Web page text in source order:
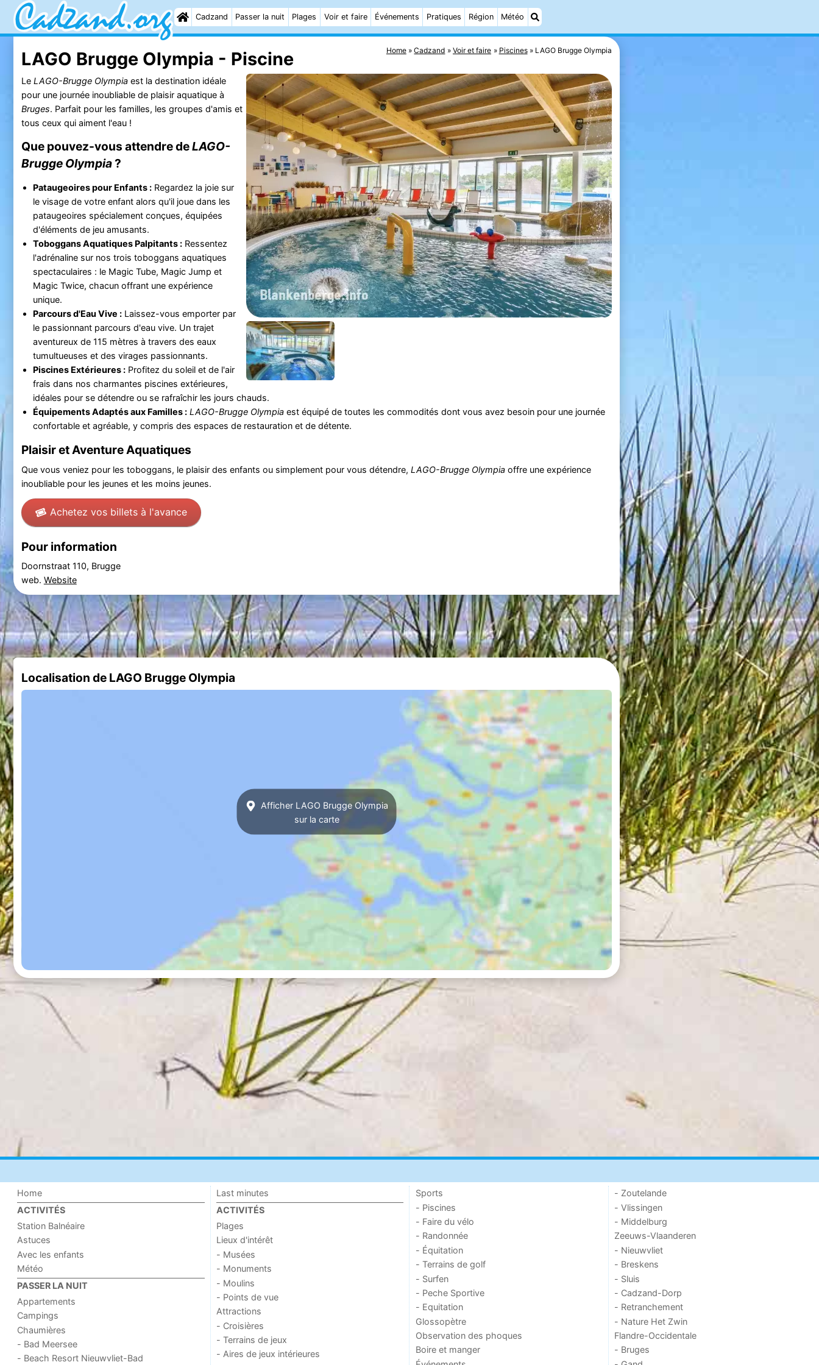
Cadzand Passer la nuit Plages Voir et faire Événements Pratiques Région Météo
Home Cadzand Voir et faire Piscines LAGO Brugge Olympia
LAGO Brugge Olympia - Piscine
Le LAGO-Brugge Olympiaest la destination idéale
pour une journée inoubliable de plaisir aquatique à
Bruges. Parfait pour les familles, les groupes d'amis et
tous ceux qui aiment l'eau !
Que pouvez-vous attendre deLAGO-
Brugge Olympia?
Pataugeoires pour Enfants :Regardez la joie sur
le visage de votre enfant alors qu'il joue dans les
pataugeoires spécialement conçues, équipées
d'éléments de jeu amusants.
Toboggans Aquatiques Palpitants :Ressentez
l'adrénaline sur nos trois toboggans aquatiques
spectaculaires : le Magic Tube, Magic Jump et
Magic Twice, chacun offrant une expérience
unique.
Parcours d'Eau Vive :Laissez-vous emporter par
le passionnant parcours d'eau vive. Un trajet
aventureux de 115 mètres à travers des eaux
tumultueuses et des virages passionnants.
Piscines Extérieures :Profitez du soleil et de l'air
frais dans nos charmantes piscines extérieures,
idéales pour se détendre ou se rafraîchir les jours chauds.
Équipements Adaptés aux Familles : LAGO-Brugge Olympiaest équipé de toutes les commodités dont vous avez besoin pour une journée
confortable et agréable, y compris des espaces de restauration et de détente.
Plaisir et Aventure Aquatiques
Que vous veniez pour les toboggans, le plaisir des enfants ou simplement pour vous détendre, LAGO-Brugge Olympiaoffre une expérience
inoubliable pour les jeunes et les moins jeunes.
Achetez vos billets à l'avance
Pour information
Doornstraat 110, Brugge
web. Website
Localisation de LAGO Brugge Olympia
Afficher LAGO Brugge Olympia
sur la carte
Home
ACTIVITÉS
Station Balnéaire
Astuces
Avec les enfants
Météo
PASSER LA NUIT
Appartements
Campings
Chaumières
- Bad Meersee
- Beach Resort Nieuwvliet-Bad
Last minutes
ACTIVITÉS
Plages
Lieux d'intérêt
- Musées
- Monuments
- Moulins
- Points de vue
Attractions
- Croisières
- Terrains de jeux
- Aires de jeux intérieures
Sports
- Piscines
- Faire du vélo
- Randonnée
- Équitation
- Terrains de golf
- Surfen
- Peche Sportive
- Equitation
Glossopètre
Observation des phoques
Boire et manger
- Zoutelande
- Vlissingen
- Middelburg
Zeeuws-Vlaanderen
- Nieuwvliet
- Breskens
- Sluis
- Cadzand-Dorp
- Retranchement
- Nature Het Zwin
Flandre-Occidentale
- Bruges